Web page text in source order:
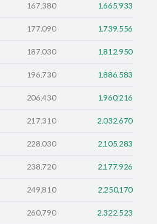
167,380 1,665,933
177,090 1,739,556
187,030 1,812,950
196,730 1,886,583
206,430 1,960,216
217,310 2,032,670
228,030 2,105,283
238,720 2,177,926
249,810 2,250,170
260,790 2,322,523